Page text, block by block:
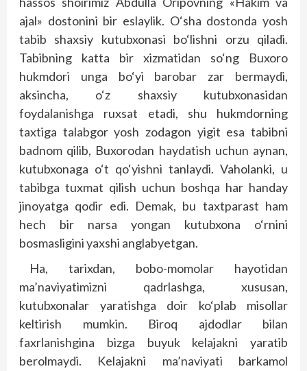
ajal» dostonini bir eslaylik. O‘sha dostonda yosh
tabib shaxsiy kutubxonasi bo‘lishni orzu qiladi.
Tabibning katta bir xizmatidan so‘ng Buxoro
hukmdori unga bo‘yi barobar zar bermaydi,
aksincha, o‘z shaxsiy kutubxonasidan
foydalanishga ruxsat etadi, shu hukmdorning
taxtiga talabgor yosh zodagon yigit esa tabibni
badnom qilib, Buxorodan haydatish uchun aynan,
kutubxonaga o‘t qo‘yishni tanlaydi. Vaholanki, u
tabibga tuxmat qilish uchun boshqa har handay
jinoyatga qodir edi. Demak, bu taxtparast ham
hech bir narsa yongan kutubxona o‘rnini
bosmasligini yaxshi anglabyetgan.
Ha, tarixdan, bobo-momolar hayotidan
ma’naviyatimizni qadrlashga, xususan,
kutubxonalar yaratishga doir ko‘plab misollar
keltirish mumkin. Biroq ajdodlar bilan
faxrlanishgina bizga buyuk kelajakni yaratib
berolmaydi. Kelajakni ma’naviyati barkamol